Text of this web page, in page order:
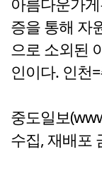
아름다운가
증을 통해 자
으로 소외된
인이다. 인천
중도일보
수집, 재배포